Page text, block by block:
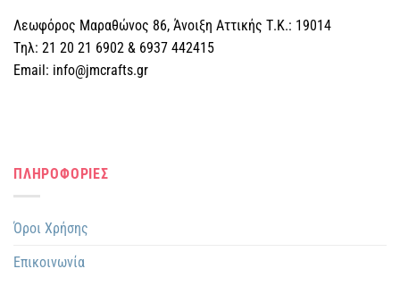
Λεωφόρος Μαραθώνος 86, Άνοιξη Αττικής Τ.Κ.: 19014
Tηλ: 21 20 21 6902 & 6937 442415
Email: info@jmcrafts.gr
ΠΛΗΡΟΦΟΡΙΕΣ
Όροι Χρήσης
Επικοινωνία